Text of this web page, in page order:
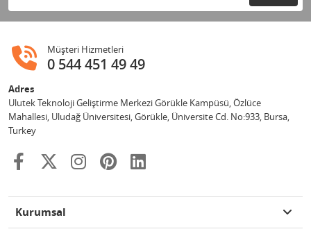
Müşteri Hizmetleri
0 544 451 49 49
Adres
Ulutek Teknoloji Geliştirme Merkezi Görükle Kampüsü, Özlüce
Mahallesi, Uludağ Üniversitesi, Görükle, Üniversite Cd. No:933, Bursa,
Turkey
Kurumsal